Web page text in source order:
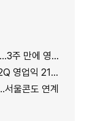
영업 재개 채비
업익 21%↑
울콘도 연계